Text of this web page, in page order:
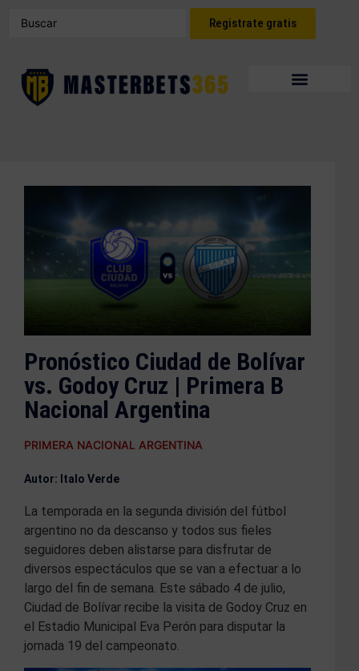
Registrate gratis
Pronóstico Ciudad de Bolívar
vs. Godoy Cruz | Primera B
Nacional Argentina
PRIMERA NACIONAL ARGENTINA
Autor: Italo Verde
La temporada en la segunda división del fútbol
argentino no da descanso y todos sus fieles
seguidores deben alistarse para disfrutar de
diversos espectáculos que se van a efectuar a lo
largo del fin de semana. Este sábado 4 de julio,
Ciudad de Bolívar recibe la visita de Godoy Cruz en
el Estadio Municipal Eva Perón para disputar la
jornada 19 del campeonato.